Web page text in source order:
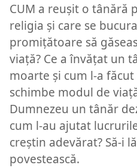
CUM a reuşit o tânără
religia şi care se
promiţătoare să
viaţă? Ce a învăţat un
moarte şi cum l-a făcut
schimbe modul de
Dumnezeu un tânăr
cum l-au ajutat
creştin adevărat? Să-i
povestească.